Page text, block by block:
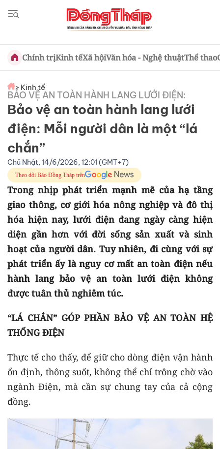
Chính trịKinh tếXã hộiVăn hóa - Nghệ thuậtThể thao
> Kinh tế
BẢO VỆ AN TOÀN HÀNH LANG LƯỚI ĐIỆN:
Bảo vệ an toàn hành lang lưới
điện: Mỗi người dân là một “lá
chắn”
Chủ Nhật, 14/6/2026, 12:01 (GMT+7)
Theo dõi Báo Đồng Tháp trên
Trong nhịp phát triển mạnh mẽ của hạ tầng
giao thông, cơ giới hóa nông nghiệp và đô thị
hóa hiện nay, lưới điện đang ngày càng hiện
diện gần hơn với đời sống sản xuất và sinh
hoạt của người dân. Tuy nhiên, đi cùng với sự
phát triển ấy là nguy cơ mất an toàn điện nếu
hành lang bảo vệ an toàn lưới điện không
được tuân thủ nghiêm túc.
“LÁ CHẮN” GÓP PHẦN BẢO VỆ AN TOÀN HỆ
THỐNG ĐIỆN
Thực tế cho thấy, để giữ cho dòng điện vận hành
ổn định, thông suốt, không thể chỉ trông chờ vào
ngành Điện, mà cần sự chung tay của cả cộng
đồng.